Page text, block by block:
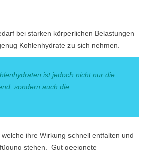
bei starken körperlichen Belastungen
Kohlenhydrate zu sich nehmen.
ist jedoch nicht nur die
sondern auch die
ihre Wirkung schnell entfalten und
stehen. Gut geeignete